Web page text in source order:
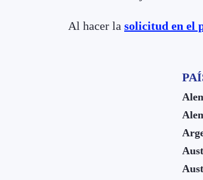
Al hacer la solicitud en el